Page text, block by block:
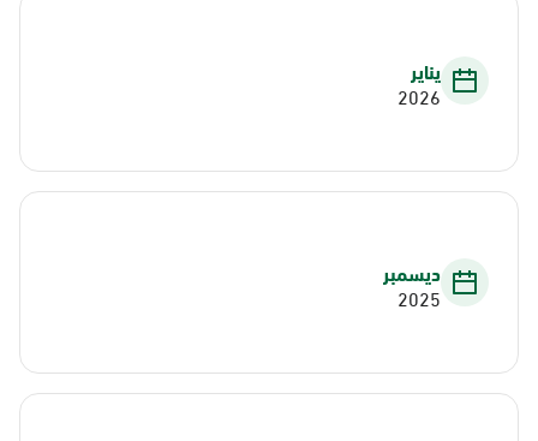
يناير
2026
ديسمبر
2025